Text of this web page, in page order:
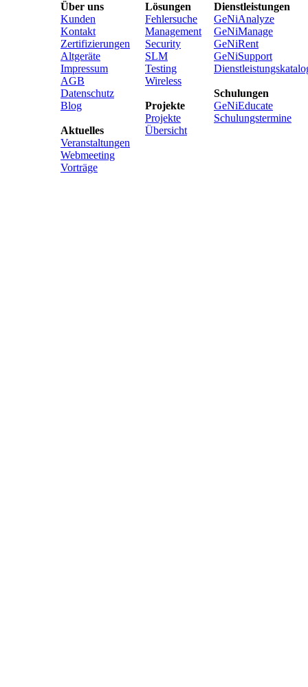
Über uns
Kunden
Kontakt
Zertifizierungen
Altgeräte
Impressum
AGB
Datenschutz
Blog
Aktuelles
Veranstaltungen
Webmeeting
Vorträge
Lösungen
Fehlersuche
Management
Security
SLM
Testing
Wireless
Projekte
Projekte
Übersicht
Dienstleistungen
GeNiAnalyze
GeNiManage
GeNiRent
GeNiSupport
Schulungen
GeNiEducate
Schulungstermine